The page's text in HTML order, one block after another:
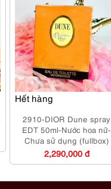
Hết hàng
2910-DIOR Dune spray
EDT 50ml-Nước hoa nữ-
Chưa sử dụng (fullbox)
2,290,000 đ